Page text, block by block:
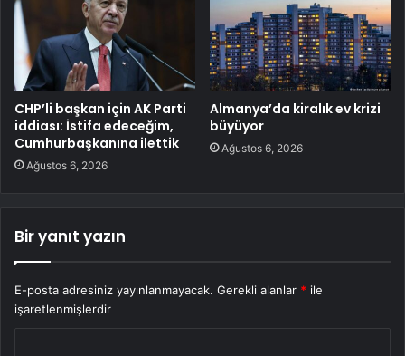
CHP’li başkan için AK Parti
iddiası: İstifa edeceğim,
Cumhurbaşkanına ilettik
Ağustos 6, 2026
Almanya’da kiralık ev krizi
büyüyor
Ağustos 6, 2026
Bir yanıt yazın
E-posta adresiniz yayınlanmayacak. Gerekli alanlar * ile
işaretlenmişlerdir